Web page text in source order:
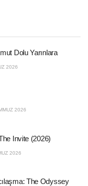
Dolu Yarınlara
2026
2026
Invite (2026)
2026
The Odyssey